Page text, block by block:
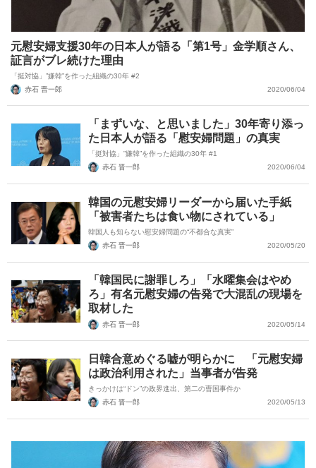
元慰安婦支援30年の日本人が語る「第1号」金学順さん、
証言がブレ続けた理由
「挺対協」”嫌韓”を作った組織の30年 #2
赤石 晋一郎
2020/06/04
「まずいな、と思いました」30年寄り添っ
た日本人が語る「慰安婦問題」の真実
「挺対協」”嫌韓”を作った組織の30年 #1
赤石 晋一郎
2020/06/04
韓国の元慰安婦リーダーから届いた手紙
「被害者たちは食い物にされている」
韓国人も知らない慰安婦問題の“不都合な真実”
赤石 晋一郎
2020/05/20
「韓国民に謝罪しろ」「水曜集会はやめ
ろ」有名元慰安婦の告発で大混乱の現場を
取材した
赤石 晋一郎 2020/05/14
日韓合意めぐる嘘が明らかに 「元慰安婦
は政治利用された」当事者が告発
きっかけは“ドン”の政界進出、第二の曺国事件か
赤石 晋一郎
2020/05/13